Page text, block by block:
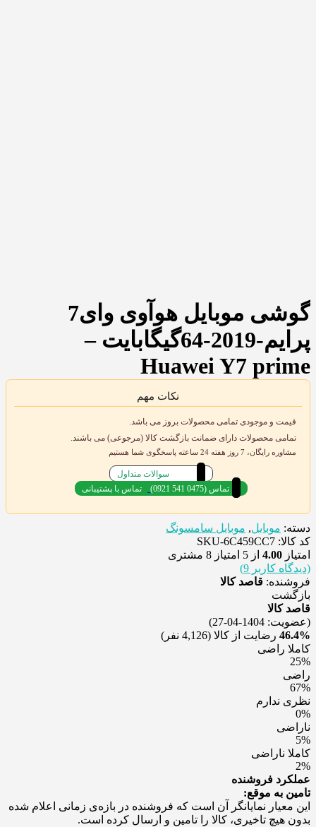
گوشی موبایل هوآوی وای7
پرایم-2019-64گیگابایت –
Huawei Y7 prime
نکات مهم
قیمت و موجودی تمامی محصولات بروز می باشد.
تمامی محصولات دارای ضمانت بازگشت کالا (مرجوعی) می باشند.
مشاوره رایگان، 7 روز هفته 24 ساعته پاسخگوی شما هستیم
سوالات متداول
(0921 541 0475) تماس
تماس با پشتیبانی
دسته: موبایل, موبایل سامسونگ
کد کالا: SKU-6C459CC7
امتیاز 4.00 از 5 امتیاز 8 مشتری
(دیدگاه کاربر 9
)
فروشنده: قاصد کالا
بازگشت
قاصد کالا
(عضویت: 1404-04-27)
46.4% رضایت از کالا (4,126 نفر)
کاملا راضی
25%
راضی
67%
نظری ندارم
0%
ناراضی
5%
کاملا ناراضی
2%
عملکرد فروشنده
تامین به موقع:
این معیار نمایانگر آن است که فروشنده در بازه‌ی زمانی اعلام شده
بدون هیچ تاخیری، کالا را تامین و ارسال کرده است.